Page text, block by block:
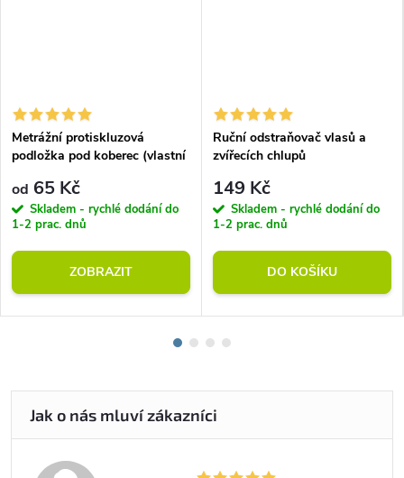
Metrážní protiskluzová
podložka pod koberec (vlastní
od 65 Kč
Skladem - rychlé dodání do
1-2 prac. dnů
ZOBRAZIT
Ruční odstraňovač vlasů a
zvířecích chlupů
149 Kč
Skladem - rychlé dodání do
1-2 prac. dnů
DO KOŠÍKU